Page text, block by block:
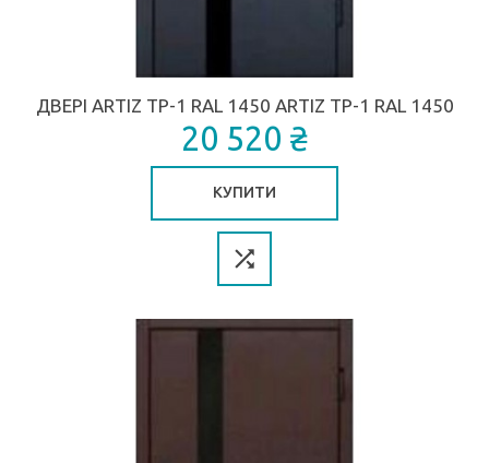
ДВЕРІ ARTIZ ТР-1 RAL 1450 ARTIZ ТР-1 RAL 1450
20 520 ₴
КУПИТИ